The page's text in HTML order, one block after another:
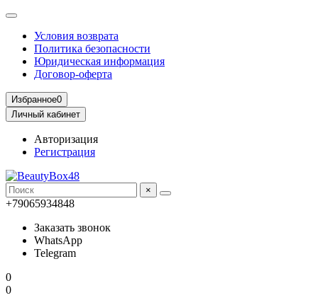
Условия возврата
Политика безопасности
Юридическая информация
Договор-оферта
Избранное0
Личный кабинет
Авторизация
Регистрация
×
+79065934848
Заказать звонок
WhatsApp
Telegram
0
0